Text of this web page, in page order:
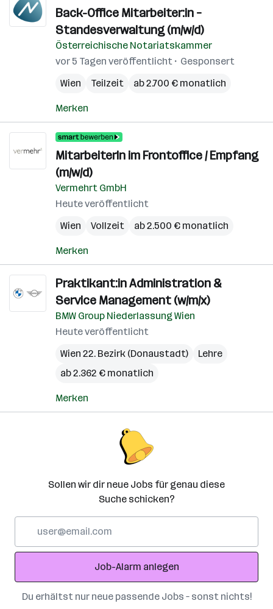
Back-Office Mitarbeiter:in –
Standesverwaltung (m/w/d)
Österreichische Notariatskammer
vor 5 Tagen veröffentlicht
Gesponsert
Wien
Teilzeit ab 2.700 € monatlich
Merken
MitarbeiterIn im Frontoffice / Empfang
(m/w/d)
Vermehrt GmbH
Heute veröffentlicht
Wien
Vollzeit ab 2.500 € monatlich
Merken
Praktikant:in Administration &
Service Management (w/m/x)
BMW Group Niederlassung Wien
Heute veröffentlicht
Wien 22. Bezirk (Donaustadt)
Lehre
ab 2.362 € monatlich
Merken
Sollen wir dir neue Jobs für genau diese
Suche schicken?
Adresse
Job-Alarm anlegen
Du erhältst nur neue passende Jobs – sonst nichts!